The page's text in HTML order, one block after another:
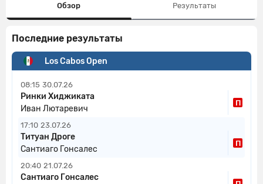
Обзор Результаты
Последние результаты
Los Cabos Open
08:15 30.07.26
Ринки Хиджиката
Иван Лютаревич
П
17:10 23.07.26
Титуан Дроге
Сантиаго Гонсалес
П
20:40 21.07.26
Сантиаго Гонсалес